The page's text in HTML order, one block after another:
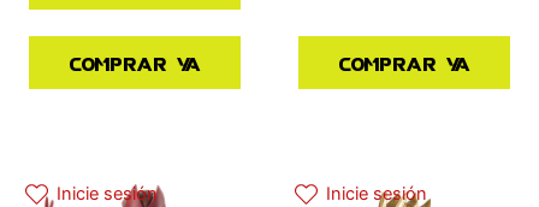
Comprar ya Comprar ya
Inicie sesión Inicie sesión